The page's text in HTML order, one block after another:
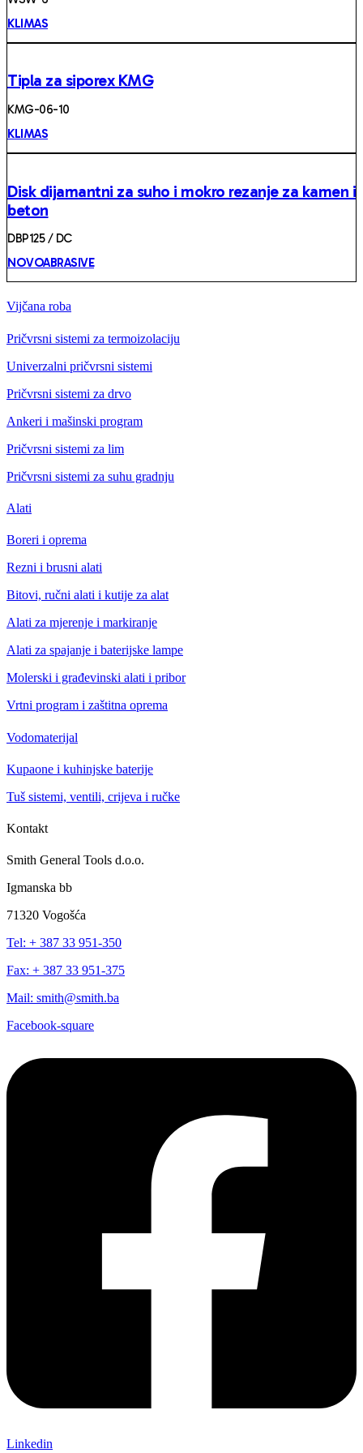
KLIMAS
Tipla za siporex KMG
KMG-06-10
KLIMAS
Disk dijamantni za suho i mokro rezanje za kamen i
beton
DBP125 / DC
NOVOABRASIVE
Vijčana roba
Pričvrsni sistemi za termoizolaciju
Univerzalni pričvrsni sistemi
Pričvrsni sistemi za drvo
Ankeri i mašinski program
Pričvrsni sistemi za lim
Pričvrsni sistemi za suhu gradnju
Alati
Boreri i oprema
Rezni i brusni alati
Bitovi, ručni alati i kutije za alat
Alati za mjerenje i markiranje
Alati za spajanje i baterijske lampe
Molerski i građevinski alati i pribor
Vrtni program i zaštitna oprema
Vodomaterijal
Kupaone i kuhinjske baterije
Tuš sistemi, ventili, crijeva i ručke
Kontakt
Smith General Tools d.o.o.
Igmanska bb
71320 Vogošća
Tel: + 387 33 951-350
Fax: + 387 33 951-375
Mail: smith@smith.ba
Facebook-square
Linkedin